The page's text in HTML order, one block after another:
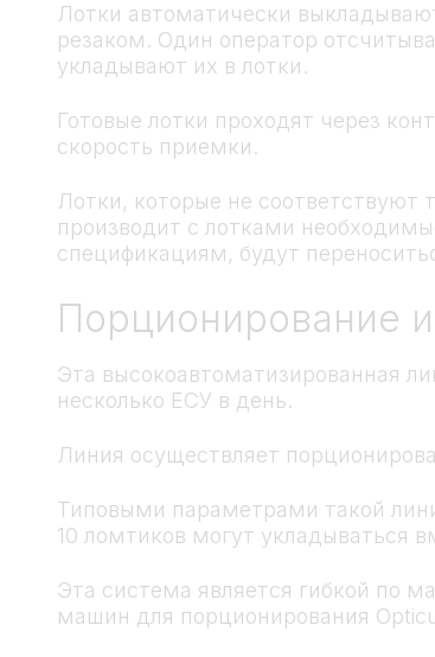
Лотки автоматически
резаком. Один оператор
укладывают их в лотки.
Готовые лотки проходят через
скорость приемки.
Лотки, которые не соответствуют
производит с лотками
спецификациям, будут
Порционирование
Эта высокоавтоматизированная
несколько ЕСУ в день.
Линия осуществляет
Типовыми параметрами такой
10 ломтиков могут укладываться
Эта система является гибкой по
машин для порционирования